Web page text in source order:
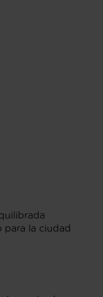
para la ciudad